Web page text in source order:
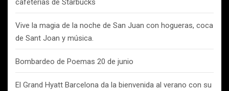
cafeterías de Starbucks
Vive la magia de la noche de San Juan con hogueras, coca
de Sant Joan y música.
Bombardeo de Poemas 20 de junio
El Grand Hyatt Barcelona da la bienvenida al verano con su